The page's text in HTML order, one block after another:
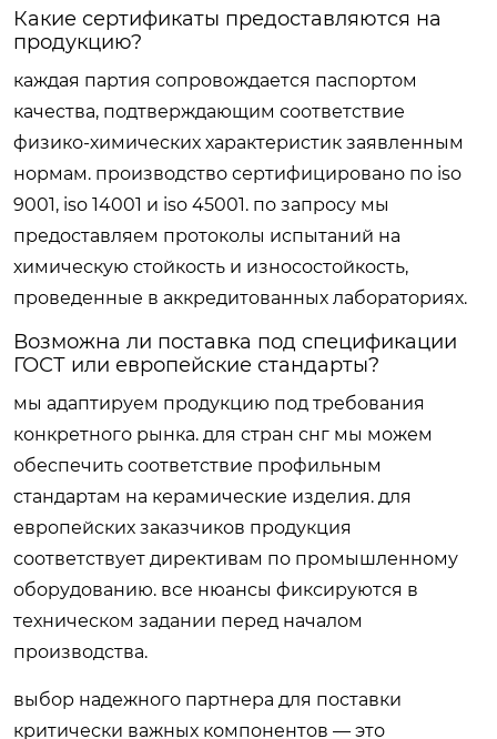
Какие сертификаты предоставляются на
продукцию?
каждая партия сопровождается паспортом
качества, подтверждающим соответствие
физико-химических характеристик заявленным
нормам. производство сертифицировано по iso
9001, iso 14001 и iso 45001. по запросу мы
предоставляем протоколы испытаний на
химическую стойкость и износостойкость,
проведенные в аккредитованных лабораториях.
Возможна ли поставка под спецификации
ГОСТ или европейские стандарты?
мы адаптируем продукцию под требования
конкретного рынка. для стран снг мы можем
обеспечить соответствие профильным
стандартам на керамические изделия. для
европейских заказчиков продукция
соответствует директивам по промышленному
оборудованию. все нюансы фиксируются в
техническом задании перед началом
производства.
выбор надежного партнера для поставки
критически важных компонентов — это